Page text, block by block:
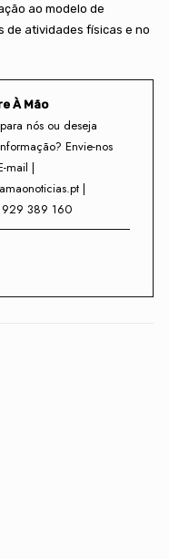
ao modelo de
de atividades físicas e no
À Mão
nós ou deseja
Envie-nos
mail |
|
929 389 160